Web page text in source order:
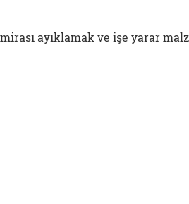
ayıklamak ve işe yarar